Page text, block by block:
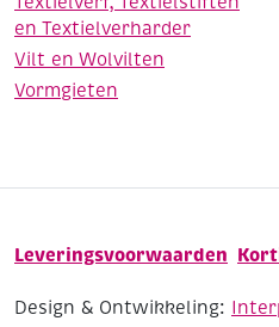
en Textielverharder
Vilt en Wolvilten
Vormgieten
Leveringsvoorwaarden
Design & Ontwikkeling: